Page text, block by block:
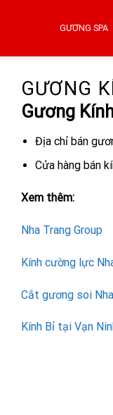
GƯƠNG SPA
GƯƠNG
Gương
Địa chỉ bán
Cửa hàng bán
Xem thêm:
Nha Trang Group
Kính cường lực
Cắt gương soi
Kính Bỉ tại Vạn